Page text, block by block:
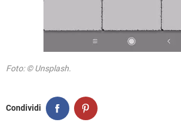
Foto: © Unsplash.
Condividi